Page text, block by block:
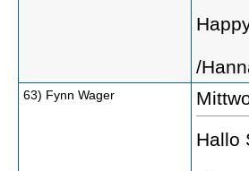
/
63) Fynn Wager
Hallo